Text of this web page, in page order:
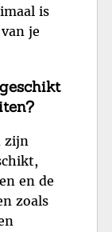
is
je
zijn
en de
zoals